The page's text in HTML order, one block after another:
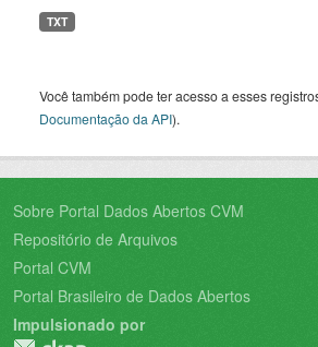
TXT
Você também pode ter acesso a esses
Documentação da API).
Sobre Portal Dados Abertos CVM
Repositório de Arquivos
Portal CVM
Portal Brasileiro de Dados Abertos
Impulsionado por